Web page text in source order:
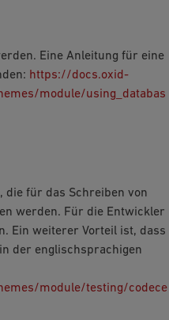
Eine Anleitung für eine
https://docs.oxid-
module/using_databas
die für das Schreiben von
werden. Für die Entwickler
Ein weiterer Vorteil ist, dass
der englischsprachigen
module/testing/codece